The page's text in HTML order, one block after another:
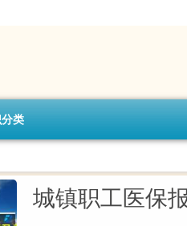
类
城镇职工医保